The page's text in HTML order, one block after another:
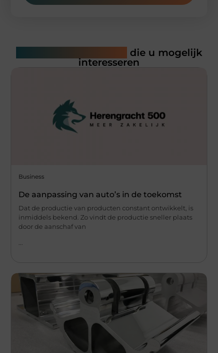
die u mogelijk
interesseren
Business
De aanpassing van auto’s in de toekomst
Dat de productie van producten constant ontwikkelt, is
inmiddels bekend. Zo vindt de productie sneller plaats
door de aanschaf van
...